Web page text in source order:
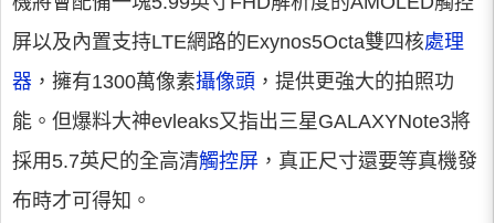
屏以及內置支持LTE網路的Exynos5Octa雙四核處理
器 ，擁有1300萬像素攝像頭 ，提供更強大的拍照功
能。但爆料大神evleaks又指出三星GALAXYNote3將
採用5.7英尺的全高清觸控屏 ，真正尺寸還要等真機發
布時才可得知。